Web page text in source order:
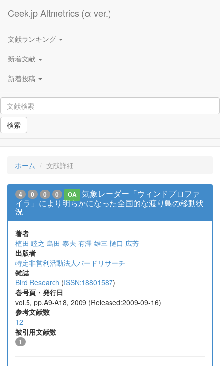
Ceek.jp Altmetrics (α ver.)
文献ランキング
新着文献
新着投稿
検索
ホーム 文献詳細
4 0 0 0 OA
気象レーダー「ウィンドプロファ
イラ」により明らかになった全国的な渡り鳥の移動状
況
著者
植田 睦之 島田 泰夫 有澤 雄三 樋口 広芳
出版者
特定非営利活動法人バードリサーチ
雑誌
Bird Research (ISSN:18801587)
巻号頁・発行日
vol.5, pp.A9-A18, 2009 (Released:2009-09-16)
参考文献数
12
被引用文献数
1